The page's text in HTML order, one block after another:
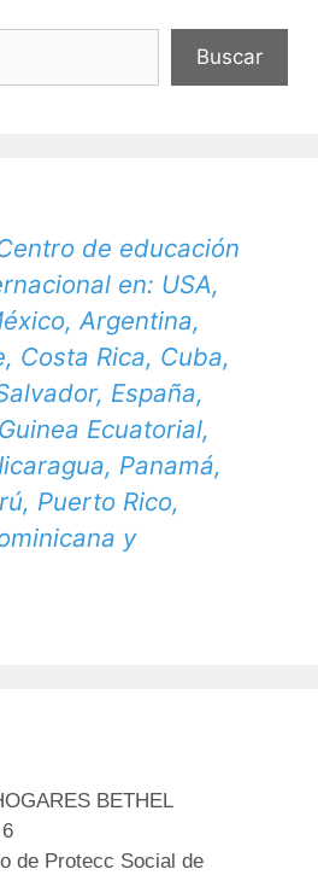
Buscar
de educación
en: USA,
Argentina,
Costa Rica, Cuba,
España,
Ecuatorial,
Panamá,
Puerto Rico,
y
BETHEL
de Protecc Social de